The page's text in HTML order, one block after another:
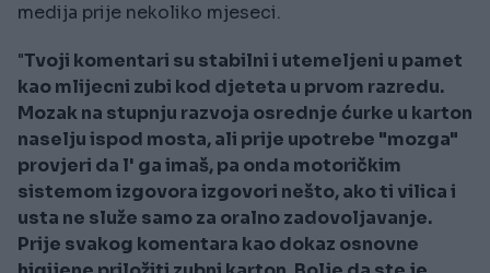
medija prije nekoliko mjeseci.
"Tvoji komentari su stabilni i utemeljeni u pamet
kao mlijecni zubi kod djeteta u prvom razredu.
Mozak na stupnju razvoja osrednje ćurke u karton
naselju ispod mosta, ali prije upotrebe "mozga"
provjeri da l' ga imaš, pa onda motoričkim
sistemom izgovora izgovori nešto, ako ti vilica i
usta ne služe samo za oralno zadovoljavanje.
Prije svakog komentara kao dokaz osnovne